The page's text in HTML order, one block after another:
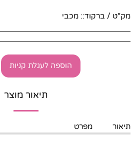
מק"ט / ברקוד:: מכבי
הוספה לעגלת קניות
תיאור מוצר
תיאור מפרט